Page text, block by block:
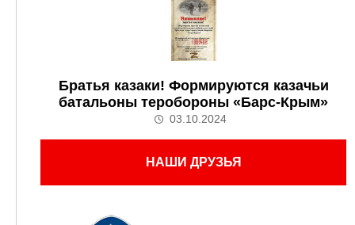
Братья казаки! Формируются казачьи
батальоны теробороны «Барс-Крым»
03.10.2024
НАШИ ДРУЗЬЯ